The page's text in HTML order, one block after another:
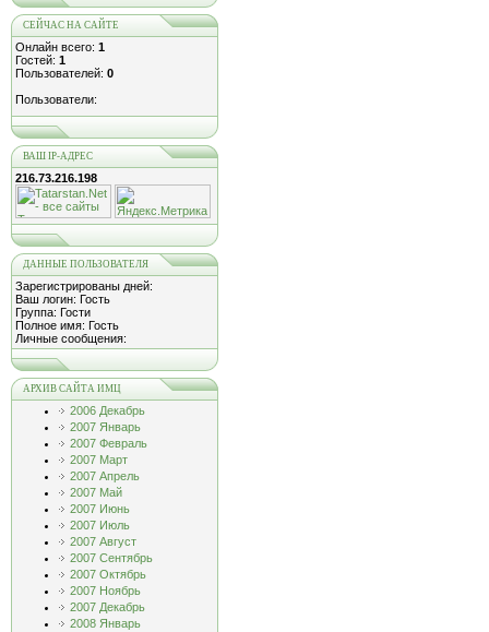
СЕЙЧАС НА САЙТЕ
Онлайн всего: 1
Гостей: 1
Пользователей: 0
Пользователи:
ВАШ IP-АДРЕС
216.73.216.198
ДАННЫЕ ПОЛЬЗОВАТЕЛЯ
Зарегистрированы дней:
Ваш логин: Гость
Группа: Гости
Полное имя: Гость
Личные сообщения:
АРХИВ САЙТА ИМЦ
2006 Декабрь
2007 Январь
2007 Февраль
2007 Март
2007 Апрель
2007 Май
2007 Июнь
2007 Июль
2007 Август
2007 Сентябрь
2007 Октябрь
2007 Ноябрь
2007 Декабрь
2008 Январь